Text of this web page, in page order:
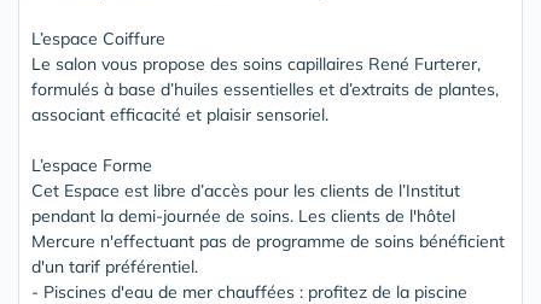
L’espace Coiffure
Le salon vous propose des soins capillaires René Furterer,
formulés à base d’huiles essentielles et d’extraits de plantes,
associant efficacité et plaisir sensoriel.
L’espace Forme
Cet Espace est libre d’accès pour les clients de l’Institut
pendant la demi-journée de soins. Les clients de l'hôtel
Mercure n'effectuant pas de programme de soins bénéficient
d'un tarif préférentiel.
- Piscines d'eau de mer chauffées : profitez de la piscine